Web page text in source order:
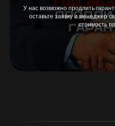
У нас возможно продлить
оставьте заявку и менеджер
стоимость